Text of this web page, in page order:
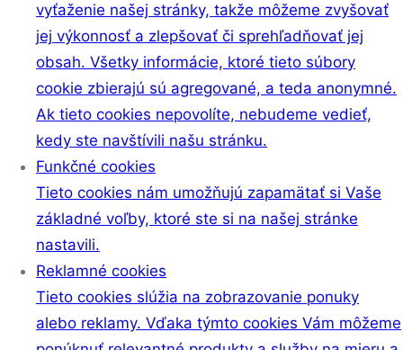
vyťaženie našej stránky, takže môžeme zvyšovať
jej výkonnosť a zlepšovať či sprehľadňovať jej
obsah. Všetky informácie, ktoré tieto súbory
cookie zbierajú sú agregované, a teda anonymné.
Ak tieto cookies nepovolíte, nebudeme vedieť,
kedy ste navštívili našu stránku.
Funkčné cookies
Tieto cookies nám umožňujú zapamätať si Vaše
základné voľby, ktoré ste si na našej stránke
nastavili.
Reklamné cookies
Tieto cookies slúžia na zobrazovanie ponuky
alebo reklamy. Vďaka týmto cookies Vám môžeme